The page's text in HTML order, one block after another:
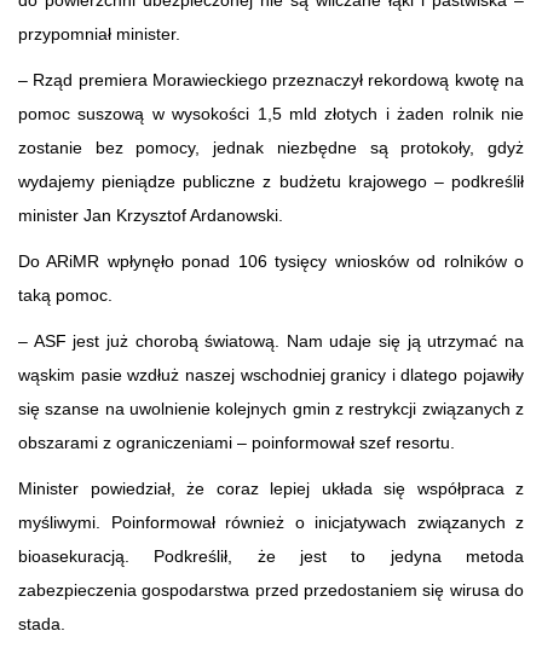
przypomniał minister.
– Rząd premiera Morawieckiego przeznaczył rekordową kwotę na
pomoc suszową w wysokości 1,5 mld złotych i żaden rolnik nie
zostanie bez pomocy, jednak niezbędne są protokoły, gdyż
wydajemy pieniądze publiczne z budżetu krajowego – podkreślił
minister Jan Krzysztof Ardanowski.
Do ARiMR wpłynęło ponad 106 tysięcy wniosków od rolników o
taką pomoc.
– ASF jest już chorobą światową. Nam udaje się ją utrzymać na
wąskim pasie wzdłuż naszej wschodniej granicy i dlatego pojawiły
się szanse na uwolnienie kolejnych gmin z restrykcji związanych z
obszarami z ograniczeniami – poinformował szef resortu.
Minister powiedział, że coraz lepiej układa się współpraca z
myśliwymi. Poinformował również o inicjatywach związanych z
bioasekuracją. Podkreślił, że jest to jedyna metoda
zabezpieczenia gospodarstwa przed przedostaniem się wirusa do
stada.